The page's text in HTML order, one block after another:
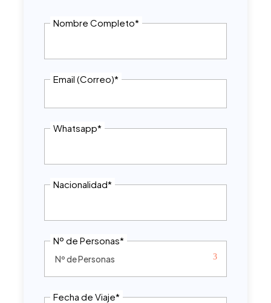
Nombre Completo*
Email (Correo)*
Whatsapp*
Nacionalidad*
Nº de Personas*
Fecha de Viaje*